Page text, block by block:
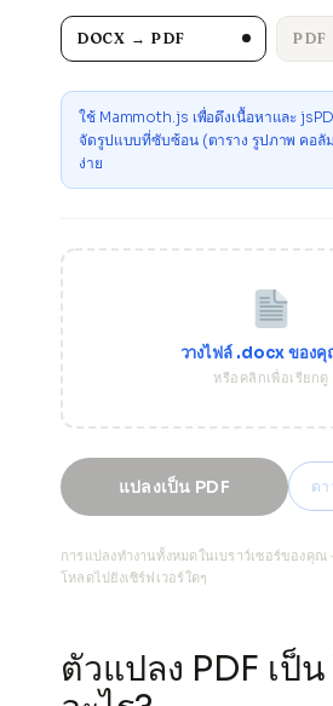
DOCX → PDF PDF
ใช้ Mammoth.js เพื่อดึงเนื้อหาและ
จัดรูปแบบที่ซับซ้อน (ตาราง รูปภาพ คอลั
ง่าย
วางไฟล์ .docx ของ
หรือคลิกเพื่อเรียกดู
แปลงเป็น PDF ด
การแปลงทำงานทั้งหมดในเบราว์เซอร์ของคุ
โหลดไปยังเซิร์ฟเวอร์ใดๆ
ตัวแปลง PDF เป็